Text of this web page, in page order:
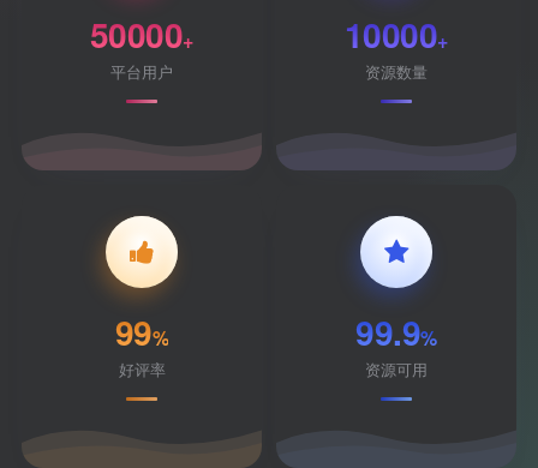
50000+
平台用户
10000+
资源数量
99%
好评率
99.9%
资源可用